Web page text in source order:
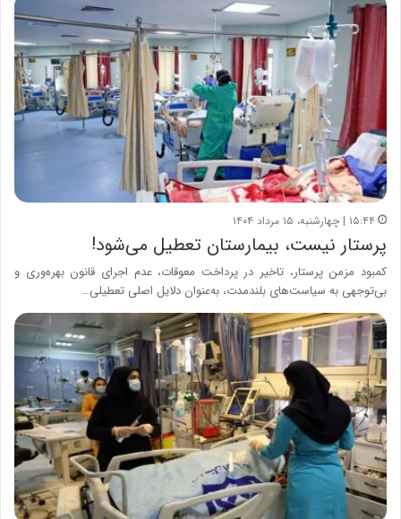
۱۵:۴۴ | چهارشنبه، ۱۵ مرداد ۱۴۰۴
پرستار نیست، بیمارستان تعطیل می‌شود!
کمبود مزمن پرستار، تاخیر در پرداخت معوقات، عدم اجرای قانون بهره‌وری و
بی‌توجهی به سیاست‌های بلندمدت، به‌عنوان دلایل اصلی تعطیلی…